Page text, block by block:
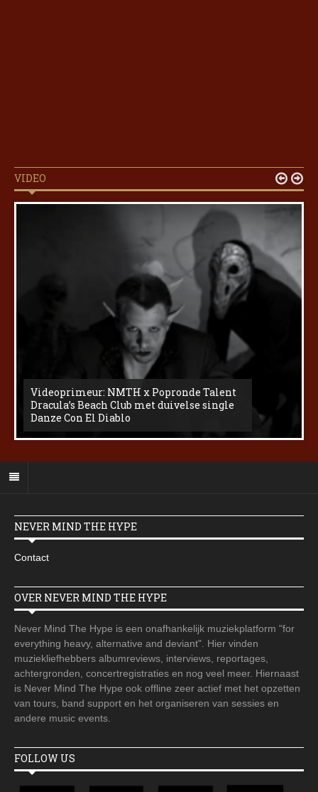
VIDEO
Videoprimeur: NMTH x Popronde Talent
Dracula’s Beach Club met duivelse single
Danze Con El Diablo
 
NEVER MIND THE HYPE
Contact
OVER NEVER MIND THE HYPE
Never Mind The Hype is een onafhankelijk muziekplatform "for
everything heavy, alternative and deviant". Hier vinden
muziekliefhebbers albumreviews, interviews, reportages,
achtergronden, concertregistraties en nog veel meer. Hiernaast
is Never Mind The Hype ook offline zeer actief met het opzetten
van tours, band support en het organiseren van sessies en
andere music events.
FOLLOW US